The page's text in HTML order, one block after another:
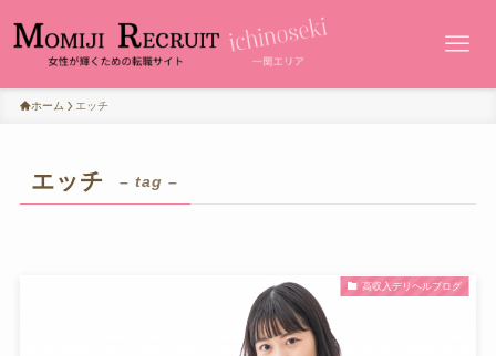
ホーム エッチ
エッチ – tag –
高収入デリヘルブログ